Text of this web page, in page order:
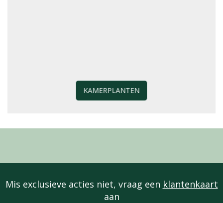
KAMERPLANTEN
Mis exclusieve acties niet, vraag een klantenkaart
aan